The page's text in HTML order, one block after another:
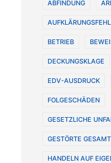
ABFINDUNG
BETRIEB
DECKUNGSKLAGE
EDV-AUSDRUCK
FOLGESCHÄDEN
GESETZLICHE
GESTÖRTE
HANDELN AUF